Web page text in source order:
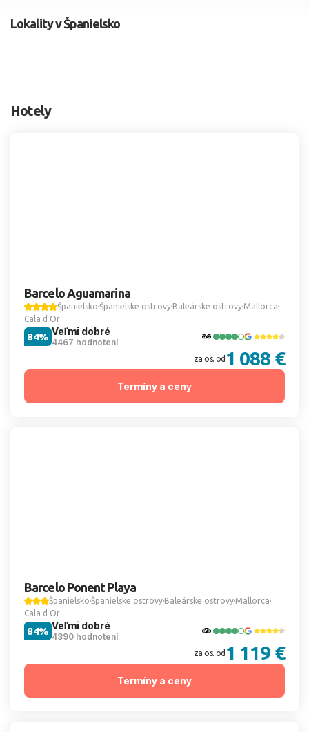
2 dospelí, 0 deti
Lokality v Španielsko
Hotely
Barcelo Aguamarina
Španielsko Španielske ostrovy Baleárske ostrovy Mallorca
Cala d Or
Veľmi dobré
4467 hodnotení
84%
za os. od 1 088 €
Termíny a ceny
Barcelo Ponent Playa
Španielsko Španielske ostrovy Baleárske ostrovy Mallorca
Cala d Or
Veľmi dobré
4390 hodnotení
84%
za os. od 1 119 €
Termíny a ceny